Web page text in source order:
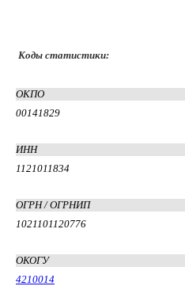
Коды статистики:
ОКПО
00141829
ИНН
1121011834
ОГРН / ОГРНИП
1021101120776
ОКОГУ
4210014